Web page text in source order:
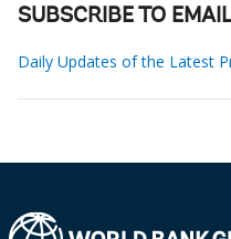
SUBSCRIBE TO
Daily Updates of the Latest